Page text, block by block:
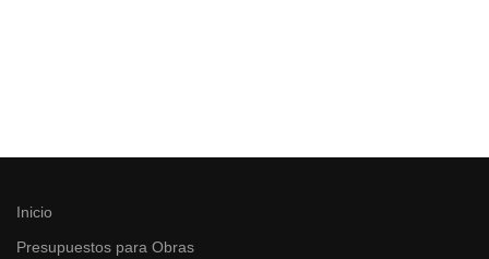
Inicio
Presupuestos para Obras